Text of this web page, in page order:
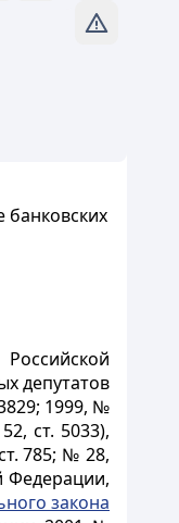
банковских
депутатов
1999, №
ст. 5033),
785; № 28,
Федерации,
закона